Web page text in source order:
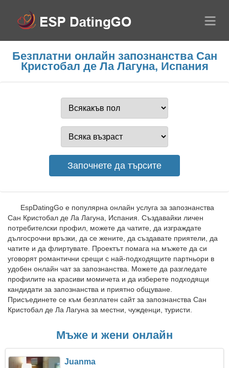
Безплатни онлайн запознанства Сан
Кристобал де Ла Лагуна, Испания
EspDatingGo е популярна онлайн услуга за запознанства
Сан Кристобал де Ла Лагуна, Испания. Създавайки личен
потребителски профил, можете да чатите, да изграждате
дългосрочни връзки, да се жените, да създавате приятели, да
чатите и да флиртувате. Проектът помага на мъжете да си
уговорят романтични срещи с най-подходящите партньори в
удобен онлайн чат за запознанства. Можете да разгледате
профилите на красиви момичета и да изберете подходящи
кандидати за запознанства и приятно общуване.
Присъединете се към безплатен сайт за запознанства Сан
Кристобал де Ла Лагуна за местни, чужденци, туристи.
Мъже и жени онлайн
Juanma